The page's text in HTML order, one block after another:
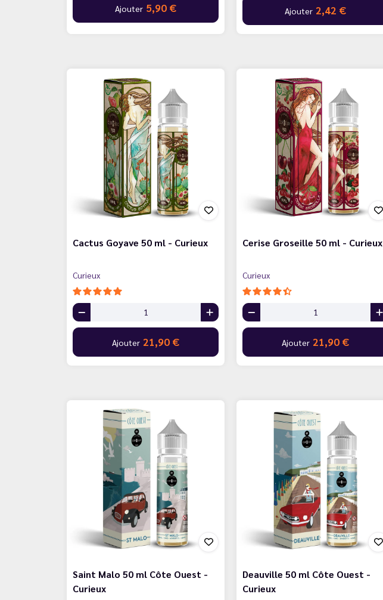
Ajouter 5,90 € Ajouter 2,42 €
Cactus Goyave 50 ml - Curieux
Curieux
Ajouter 21,90 €
Cerise Groseille 50 ml - Curieux
Curieux
Ajouter 21,90 €
Saint Malo 50 ml Côte Ouest -
Curieux
Deauville 50 ml Côte Ouest -
Curieux